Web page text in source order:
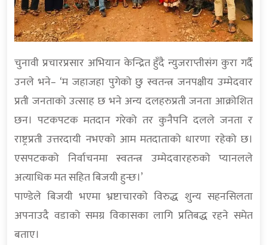
चुनावी प्रचारप्रसार अभियान केन्द्रित हुँदै न्युजराप्तीसंग कुरा गर्दै
उनले भने– ‘म जहाजहा पुगेको छु स्वतन्त्र जनपक्षीय उम्मेदवार
प्रती जनताको उत्साह छ भने अन्य दलहरुप्रती जनता आक्रोशित
छन। पटकपटक मतदान गरेको तर कुनैपनि दलले जनता र
राष्ट्रप्रती उत्तरदायी नभएको आम मतदाताको धारणा रहेको छ।
एसपटकको निर्वाचनमा स्वतन्त्र उम्मेदवारहरुको प्यानलले
अत्याधिक मत सहित बिजयी हुन्छ।’
पाण्डेले बिजयी भएमा भ्रष्टाचारको विरुद्ध शुन्य सहनसिलता
अपनाउदै वडाको समग्र विकासका लागि प्रतिबद्ध रहने समेत
बताए।